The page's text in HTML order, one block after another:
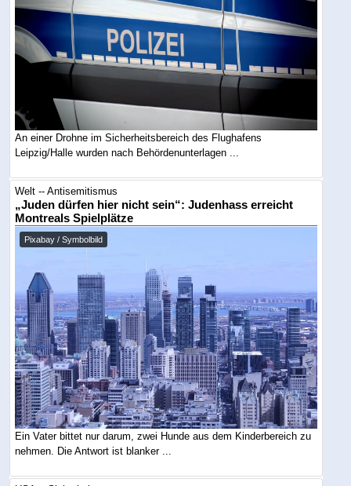
An einer Drohne im Sicherheitsbereich des Flughafens
Leipzig/Halle wurden nach Behördenunterlagen ...
Welt -- Antisemitismus
„Juden dürfen hier nicht sein“: Judenhass erreicht
Montreals Spielplätze
Pixabay / Symbolbild
Ein Vater bittet nur darum, zwei Hunde aus dem Kinderbereich zu
nehmen. Die Antwort ist blanker ...